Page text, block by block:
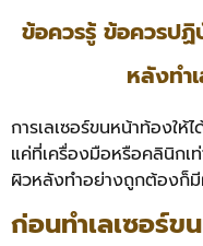
ข้อควรรู้ ข้อควรป
หลังทำ
การเลเซอร์ขนหน้าท้องใ
แค่ที่เครื่องมือหรือคลินิกเ
ผิวหลังทำอย่างถูกต้องก็
ก่อนทำเลเซอร์